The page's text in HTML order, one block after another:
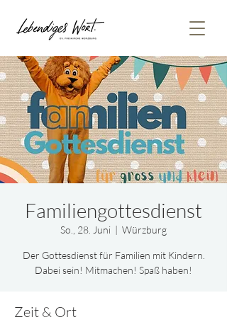
Familiengottesdienst
So., 28. Juni
  |
Würzburg
Der Gottesdienst für Familien mit Kindern.
Dabei sein! Mitmachen! Spaß haben!
Zeit & Ort